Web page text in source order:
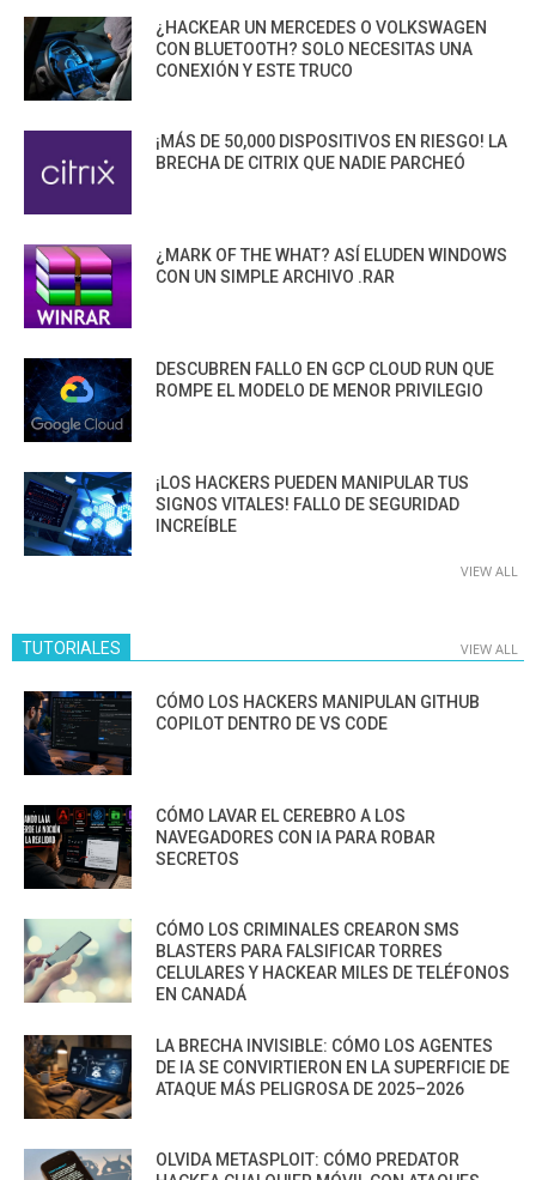
¿HACKEAR UN MERCEDES O VOLKSWAGEN
CON BLUETOOTH? SOLO NECESITAS UNA
CONEXIÓN Y ESTE TRUCO
¡MÁS DE 50,000 DISPOSITIVOS EN RIESGO! LA
BRECHA DE CITRIX QUE NADIE PARCHEÓ
¿MARK OF THE WHAT? ASÍ ELUDEN WINDOWS
CON UN SIMPLE ARCHIVO .RAR
DESCUBREN FALLO EN GCP CLOUD RUN QUE
ROMPE EL MODELO DE MENOR PRIVILEGIO
¡LOS HACKERS PUEDEN MANIPULAR TUS
SIGNOS VITALES! FALLO DE SEGURIDAD
INCREÍBLE
VIEW ALL
TUTORIALES VIEW ALL
CÓMO LOS HACKERS MANIPULAN GITHUB
COPILOT DENTRO DE VS CODE
CÓMO LAVAR EL CEREBRO A LOS
NAVEGADORES CON IA PARA ROBAR
SECRETOS
CÓMO LOS CRIMINALES CREARON SMS
BLASTERS PARA FALSIFICAR TORRES
CELULARES Y HACKEAR MILES DE TELÉFONOS
EN CANADÁ
LA BRECHA INVISIBLE: CÓMO LOS AGENTES
DE IA SE CONVIRTIERON EN LA SUPERFICIE DE
ATAQUE MÁS PELIGROSA DE 2025–2026
OLVIDA METASPLOIT: CÓMO PREDATOR